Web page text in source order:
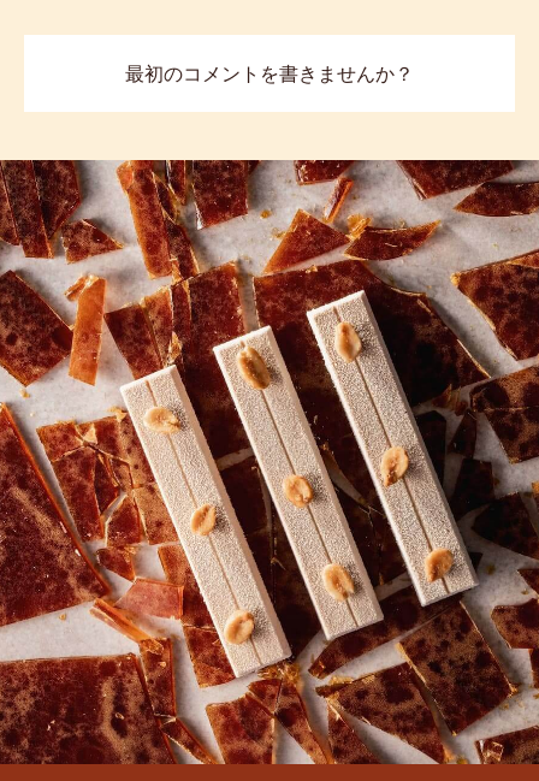
最初のコメントを書きませんか？